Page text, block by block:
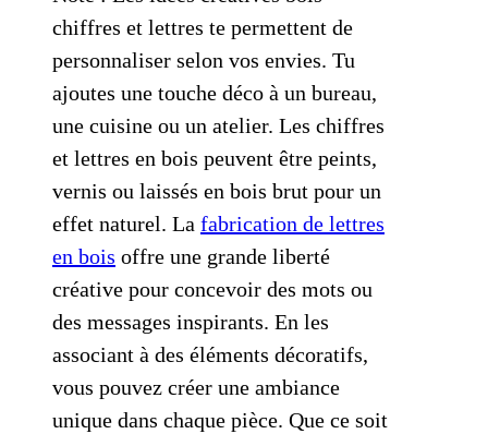
chiffres et lettres te permettent de
personnaliser selon vos envies. Tu
ajoutes une touche déco à un bureau,
une cuisine ou un atelier. Les chiffres
et lettres en bois peuvent être peints,
vernis ou laissés en bois brut pour un
effet naturel. La fabrication de lettres
en bois offre une grande liberté
créative pour concevoir des mots ou
des messages inspirants. En les
associant à des éléments décoratifs,
vous pouvez créer une ambiance
unique dans chaque pièce. Que ce soit